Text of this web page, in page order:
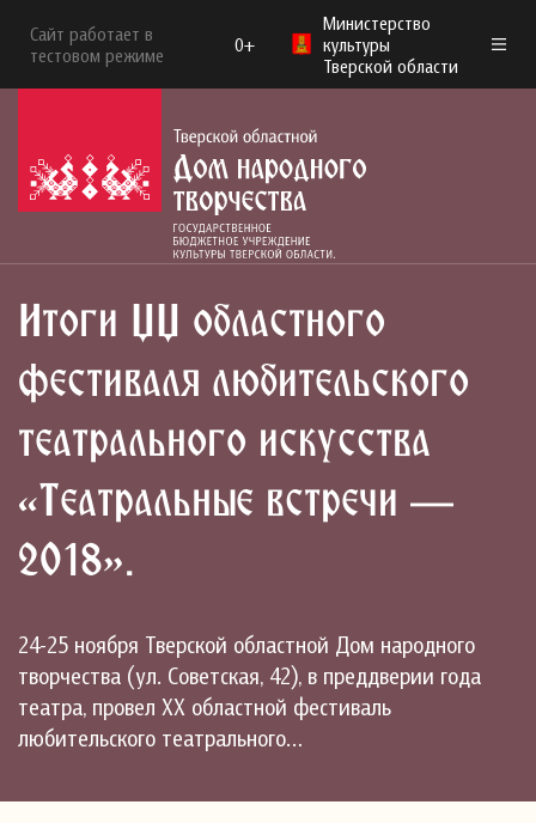
Сайт работает в
тестовом режиме
0+
Министерство
культуры
Тверской области
Итоги XX областного
фестиваля любительского
театрального искусства
«Театральные встречи —
2018».
24-25 ноября Тверской областной Дом народного
творчества (ул. Советская, 42), в преддверии года
театра, провел XX областной фестиваль
любительского театрального…